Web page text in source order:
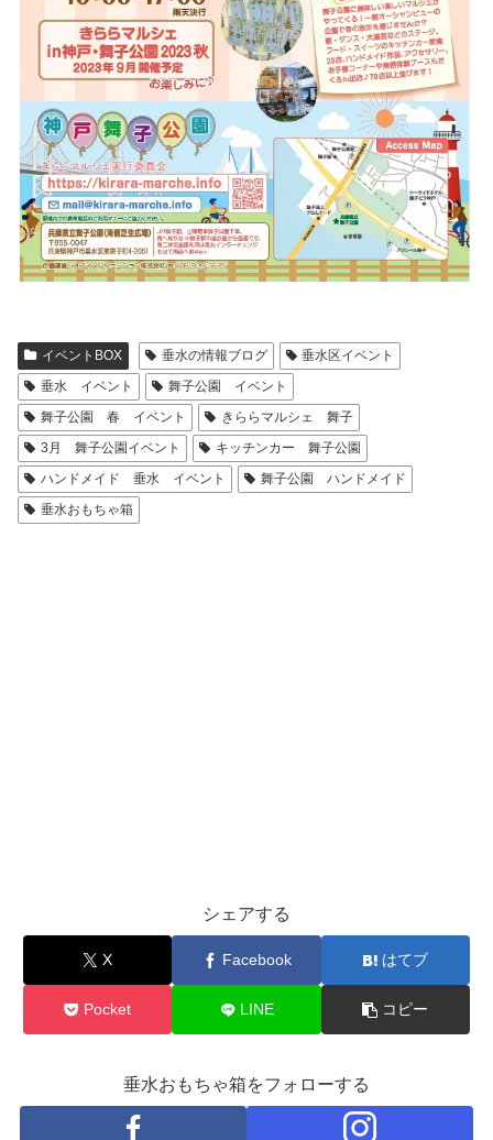
イベントBOX 垂水の情報ブログ
垂水区イベント
垂水 イベント
舞子公園 イベント
舞子公園 春 イベント
きららマルシェ 舞子
3月 舞子公園イベント
キッチンカー 舞子公園
ハンドメイド 垂水 イベント
舞子公園 ハンドメイド
垂水おもちゃ箱
シェアする
X Facebook はてブ
Pocket LINE コピー
垂水おもちゃ箱をフォローする